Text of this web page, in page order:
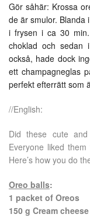
Gör såhär: Krossa
de är smulor. Blanda
i frysen i ca 30
choklad och sedan
också, hade dock
ett champagneglas
perfekt efterrätt som
//English:
Did these cute
Everyone liked
Here’s how you do
Oreo balls:
1 packet of Oreos
150 g Cream cheese